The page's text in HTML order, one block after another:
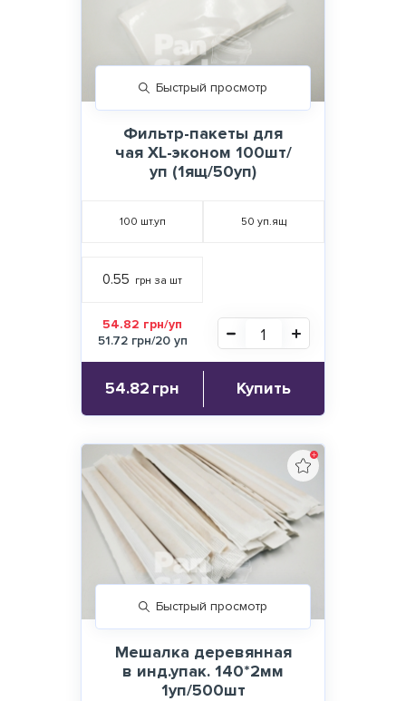
Быстрый просмотр
Фильтр-пакеты для
чая ХL-эконом 100шт/
уп (1ящ/50уп)
100 шт.уп 50 уп.ящ
0.55 грн за шт
54.82 грн/уп
51.72 грн/20 уп
54.82 грн Купить
Быстрый просмотр
Мешалка деревянная
в инд.упак. 140*2мм
1уп/500шт